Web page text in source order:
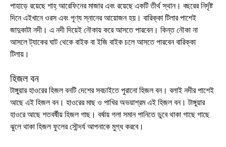
পাহাড়ে রয়েছে শাহ্ আরেফিনের মাজার এবং রয়েছে একটি তীর্থ স্থান। বছরের নির্দৃষ্ট
দিনে এইখানে ওরস এবং পূণ্য স্নানের আয়োজন হয়। বারিক্কা টিলার পাশেই
জাদুকাটা নদী। এ নদী দিয়েই নৌকায় করে আসতে পারবেন। কিন্ত নৌকা না
আসলে ট্যাকের ঘাট থেকে বাইক বা ইজি বাইক চলে আসতে পারবেন বারিক্কা
টিলায়।
হিজল বন
টাঙ্গুয়ার হাওরের হিজল বনটি দেশের সবচাইতে পুরানো হিজল বন। বলাই নদীর পাশেই
আছে এই হিজল বন। হাওরের মাছ ও পাখির অভয়াশ্রম এই হিজল বন। টাঙ্গুয়ার
হাওরে আছে শতবর্ষীয় হিজল গাছ। বর্ষায় গলা সমান পানিতে ডুবে থাকা গাছে গাছে
ঝুলে থাকা হিজল ফুলের সৌন্দর্য আপনাকে মুগ্ধ করবে।